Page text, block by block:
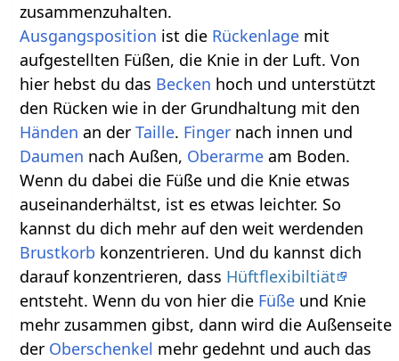
zusammenzuhalten.
Ausgangsposition ist die Rückenlage mit
aufgestellten Füßen, die Knie in der Luft. Von
hier hebst du das Becken hoch und unterstützt
den Rücken wie in der Grundhaltung mit den
Händen an derTaille. Finger nach innen und
Daumen nach Außen, Oberarme am Boden.
Wenn du dabei die Füße und die Knie etwas
auseinanderhältst, ist es etwas leichter. So
kannst du dich mehr auf den weit werdenden
Brustkorb konzentrieren. Und du kannst dich
darauf konzentrieren, dass Hüftflexibiltiät
entsteht. Wenn du von hier die Füße und Knie
mehr zusammen gibst, dann wird die Außenseite
der Oberschenkel mehr gedehnt und auch das